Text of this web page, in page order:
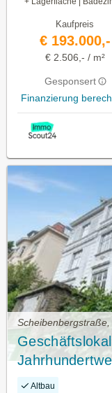
Kaufpreis
€ 193.000,-
€ 2.506,- / m²
Gesponsert
Finanzierung
Altbau